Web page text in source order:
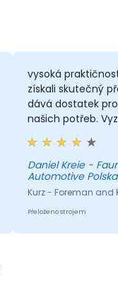
vysoká
získali skutečný
dává dostatek
našich potřeb.
mnoho věcí,
pomoci a které
programu.
Daniel Kreie -
Automotive Polska
Kurz - Foreman and
Přeloženo strojem